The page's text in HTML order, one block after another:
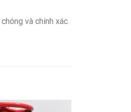
và chính xác.